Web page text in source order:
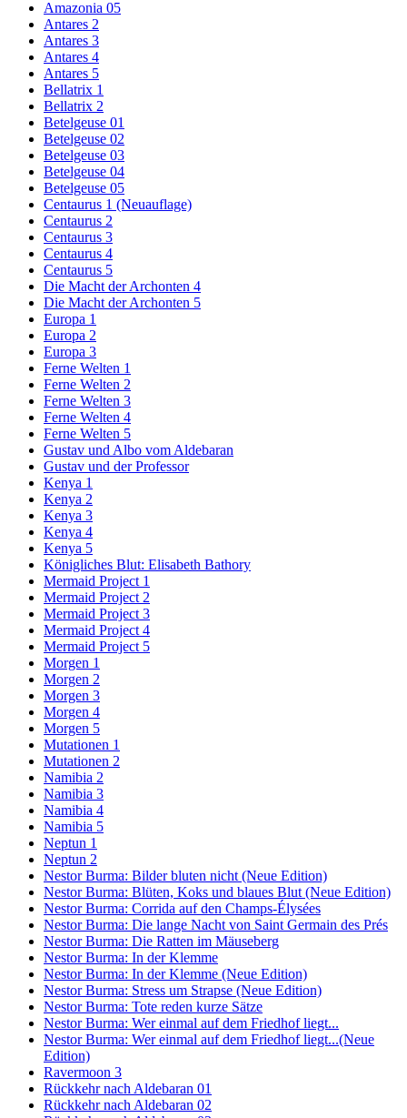
Amazonia 05
Antares 2
Antares 3
Antares 4
Antares 5
Bellatrix 1
Bellatrix 2
Betelgeuse 01
Betelgeuse 02
Betelgeuse 03
Betelgeuse 04
Betelgeuse 05
Centaurus 1 (Neuauflage)
Centaurus 2
Centaurus 3
Centaurus 4
Centaurus 5
Die Macht der Archonten 4
Die Macht der Archonten 5
Europa 1
Europa 2
Europa 3
Ferne Welten 1
Ferne Welten 2
Ferne Welten 3
Ferne Welten 4
Ferne Welten 5
Gustav und Albo vom Aldebaran
Gustav und der Professor
Kenya 1
Kenya 2
Kenya 3
Kenya 4
Kenya 5
Königliches Blut: Elisabeth Bathory
Mermaid Project 1
Mermaid Project 2
Mermaid Project 3
Mermaid Project 4
Mermaid Project 5
Morgen 1
Morgen 2
Morgen 3
Morgen 4
Morgen 5
Mutationen 1
Mutationen 2
Namibia 2
Namibia 3
Namibia 4
Namibia 5
Neptun 1
Neptun 2
Nestor Burma: Bilder bluten nicht (Neue Edition)
Nestor Burma: Blüten, Koks und blaues Blut (Neue Edition)
Nestor Burma: Corrida auf den Champs-Élysées
Nestor Burma: Die lange Nacht von Saint Germain des Prés
Nestor Burma: Die Ratten im Mäuseberg
Nestor Burma: In der Klemme
Nestor Burma: In der Klemme (Neue Edition)
Nestor Burma: Stress um Strapse (Neue Edition)
Nestor Burma: Tote reden kurze Sätze
Nestor Burma: Wer einmal auf dem Friedhof liegt...
Nestor Burma: Wer einmal auf dem Friedhof liegt...(Neue
Edition)
Ravermoon 3
Rückkehr nach Aldebaran 01
Rückkehr nach Aldebaran 02